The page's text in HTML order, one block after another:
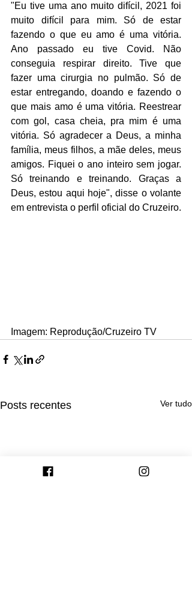
"Eu tive uma ano muito difícil, 2021 foi
muito difícil para mim. Só de estar
fazendo o que eu amo é uma vitória.
Ano passado eu tive Covid. Não
conseguia respirar direito. Tive que
fazer uma cirurgia no pulmão. Só de
estar entregando, doando e fazendo o
que mais amo é uma vitória. Reestrear
com gol, casa cheia, pra mim é uma
vitória. Só agradecer a Deus, a minha
família, meus filhos, a mãe deles, meus
amigos. Fiquei o ano inteiro sem jogar.
Só treinando e treinando. Graças a
Deus, estou aqui hoje", disse o volante
Imagem: Reprodução/Cruzeiro TV
Posts recentes Ver tudo